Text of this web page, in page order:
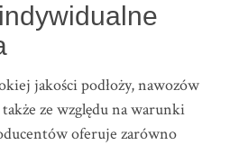
jakości podłoży, nawozów
ze względu na warunki
oferuje zarówno